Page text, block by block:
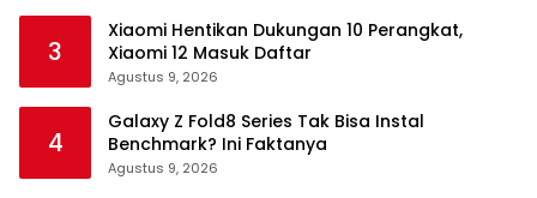
3
Xiaomi Hentikan Dukungan 10 Perangkat,
Xiaomi 12 Masuk Daftar
Agustus 9, 2026
4
Galaxy Z Fold8 Series Tak Bisa Instal
Benchmark? Ini Faktanya
Agustus 9, 2026